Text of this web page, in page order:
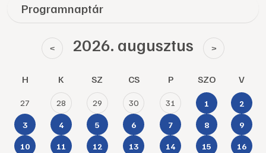
Programnaptár
< 2026. augusztus >
H K SZ CS P SZO V
27 28 29 30 31 1 2
3 4 5 6 7 8 9
10 11 12 13 14 15 16